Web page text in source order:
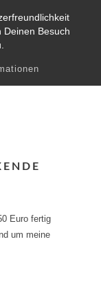
Deinen Besuch
Euro fertig
um meine